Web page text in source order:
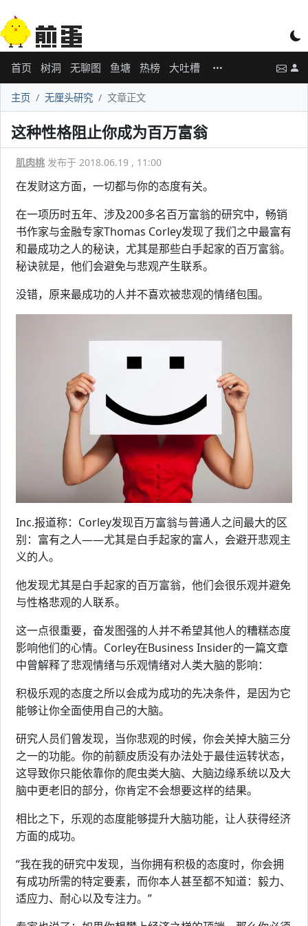
首页 树洞 无聊图 鱼塘 热榜 大吐槽
主页 无厘头研究 文章正文
这种性格阻止你成为百万富翁
肌肉桃 发布于 2018.06.19 , 11:00
在发财这方面，一切都与你的态度有关。
在一项历时五年、涉及200多名百万富翁的研究中，畅销
书作家与金融专家Thomas Corley发现了我们之中最富有
和最成功之人的秘诀，尤其是那些白手起家的百万富翁。
秘诀就是，他们会避免与悲观产生联系。
没错，原来最成功的人并不喜欢被悲观的情绪包围。
Inc.报道称：Corley发现百万富翁与普通人之间最大的区
别：富有之人——尤其是白手起家的富人，会避开悲观主
义的人。
他发现尤其是白手起家的百万富翁，他们会很乐观并避免
与性格悲观的人联系。
这一点很重要，奋发图强的人并不希望其他人的糟糕态度
影响他们的心情。Corley在Business Insider的一篇文章
中曾解释了悲观情绪与乐观情绪对人类大脑的影响：
积极乐观的态度之所以会成为成功的先决条件，是因为它
能够让你全面使用自己的大脑。
研究人员们曾发现，当你悲观的时候，你会关掉大脑三分
之一的功能。你的前额皮质没有办法处于最佳运转状态，
这导致你只能依靠你的爬虫类大脑、大脑边缘系统以及大
脑中更老旧的部分，你肯定不会想要这样的结果。
相比之下，乐观的态度能够提升大脑功能，让人获得经济
方面的成功。
“我在我的研究中发现，当你拥有积极的态度时，你会拥
有成功所需的特定要素，而你本人甚至都不知道：毅力、
适应力、耐心以及专注力。”